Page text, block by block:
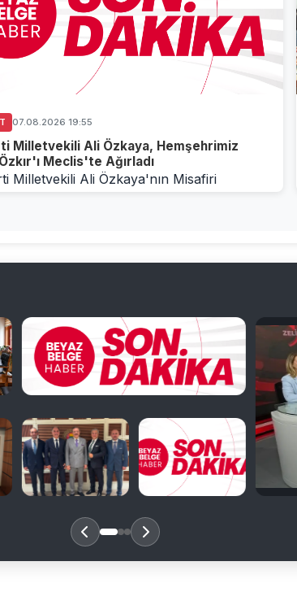
07.08.2026 19:55
Milletvekili Ali Özkaya, Hemşehrimiz
Meclis'te Ağırladı
Milletvekili Ali Özkaya'nın Misafiri